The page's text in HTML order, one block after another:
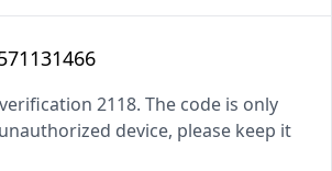
2118. The code is only
device, please keep it